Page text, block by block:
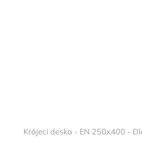
Krájecí deska - EN 250x400 -